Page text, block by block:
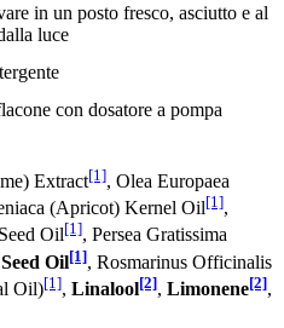
in un posto fresco, asciutto e al
luce
con dosatore a pompa
Extract[1], Olea Europaea
(Apricot) Kernel Oil[1],
Oil[1], Persea Gratissima
Oil[1], Rosmarinus Officinalis
Oil)[1], Linalool[2], Limonene[2],